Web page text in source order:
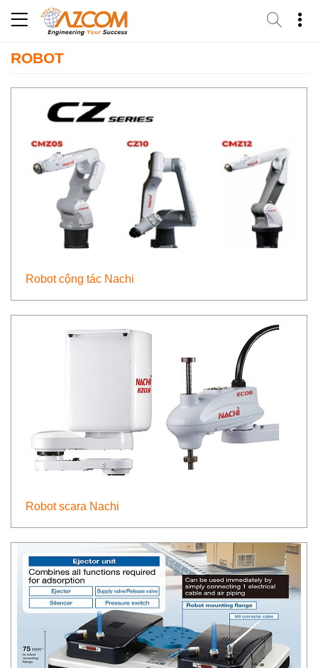
ROBOT
Robot cộng tác Nachi
Robot scara Nachi